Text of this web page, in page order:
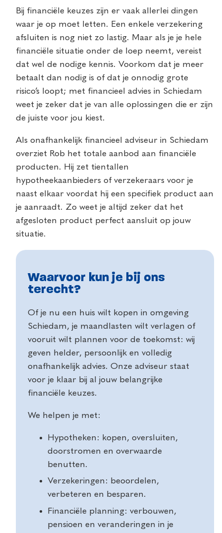
Bij financiële keuzes zijn er vaak allerlei dingen
waar je op moet letten. Een enkele verzekering
afsluiten is nog niet zo lastig. Maar als je je hele
financiële situatie onder de loep neemt, vereist
dat wel de nodige kennis. Voorkom dat je meer
betaalt dan nodig is of dat je onnodig grote
risico’s loopt; met financieel advies in Schiedam
weet je zeker dat je van alle oplossingen die er zijn
de juiste voor jou kiest.
Als onafhankelijk financieel adviseur in Schiedam
overziet Rob het totale aanbod aan financiële
producten. Hij zet tientallen
hypotheekaanbieders of verzekeraars voor je
naast elkaar voordat hij een specifiek product aan
je aanraadt. Zo weet je altijd zeker dat het
afgesloten product perfect aansluit op jouw
situatie.
Waarvoor kun je bij ons
terecht?
Of je nu een huis wilt kopen in omgeving
Schiedam, je maandlasten wilt verlagen of
vooruit wilt plannen voor de toekomst: wij
geven helder, persoonlijk en volledig
onafhankelijk advies. Onze adviseur staat
voor je klaar bij al jouw belangrijke
financiële keuzes.
We helpen je met:
Hypotheken: kopen, oversluiten,
doorstromen en overwaarde
benutten.
Verzekeringen: beoordelen,
verbeteren en besparen.
Financiële planning: verbouwen,
pensioen en veranderingen in je